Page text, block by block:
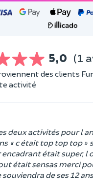
5,0 (1
des clients
activité
deux activités pour l
« c était top top top »
était super, l
était sensas merci
de ses 12 ans